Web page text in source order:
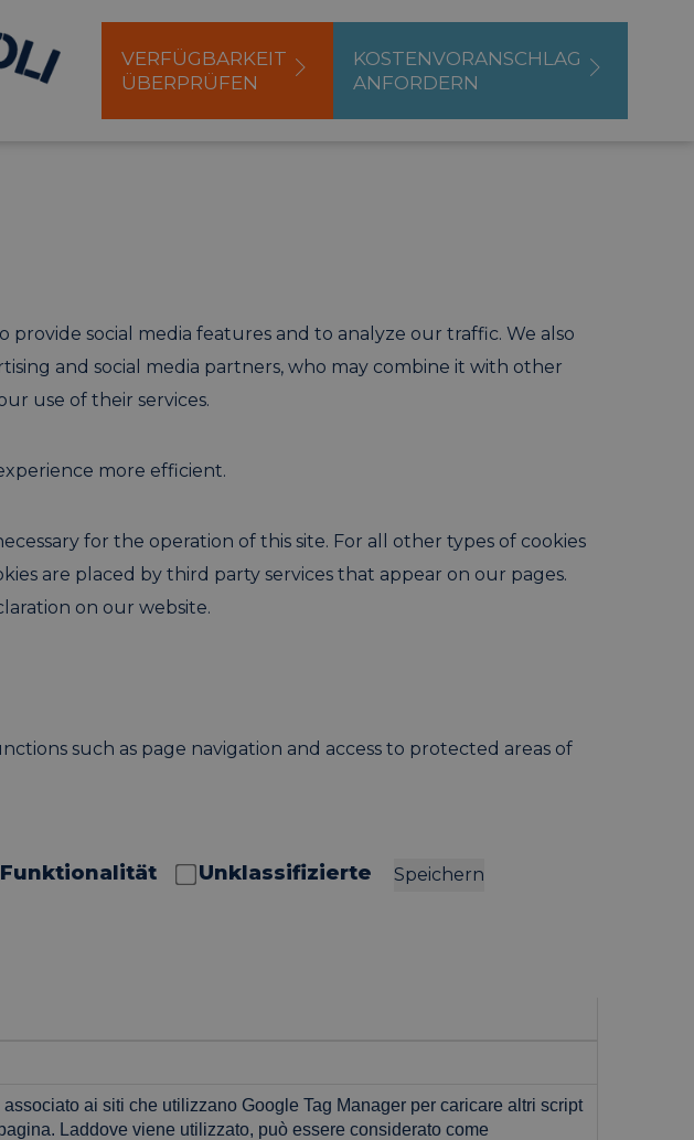
VERFÜGBARKEIT
ÜBERPRÜFEN
KOSTENVORANSCHLAG
ANFORDERN
provide social media features and to analyze our traffic. We also
and social media partners, who may combine it with other
use of their services.
more efficient.
for the operation of this site. For all other types of cookies
are placed by third party services that appear on our pages.
on our website.
such as page navigation and access to protected areas of
Funktionalität Unklassifizierte Speichern
ai siti che utilizzano Google Tag Manager per caricare altri script
Laddove viene utilizzato, può essere considerato come